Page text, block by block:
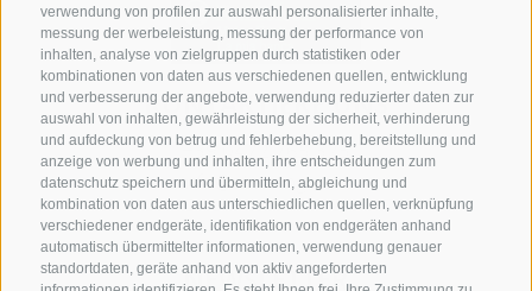
verwendung von profilen zur auswahl personalisierter inhalte,
messung der werbeleistung, messung der performance von
inhalten, analyse von zielgruppen durch statistiken oder
kombinationen von daten aus verschiedenen quellen, entwicklung
und verbesserung der angebote, verwendung reduzierter daten zur
auswahl von inhalten, gewährleistung der sicherheit, verhinderung
und aufdeckung von betrug und fehlerbehebung, bereitstellung und
anzeige von werbung und inhalten, ihre entscheidungen zum
datenschutz speichern und übermitteln, abgleichung und
kombination von daten aus unterschiedlichen quellen, verknüpfung
verschiedener endgeräte, identifikation von endgeräten anhand
automatisch übermittelter informationen, verwendung genauer
standortdaten, geräte anhand von aktiv angeforderten
KONTAKTIERE UNS
+39 0472 765 325
info@sterzing.com
NEWSLETTER